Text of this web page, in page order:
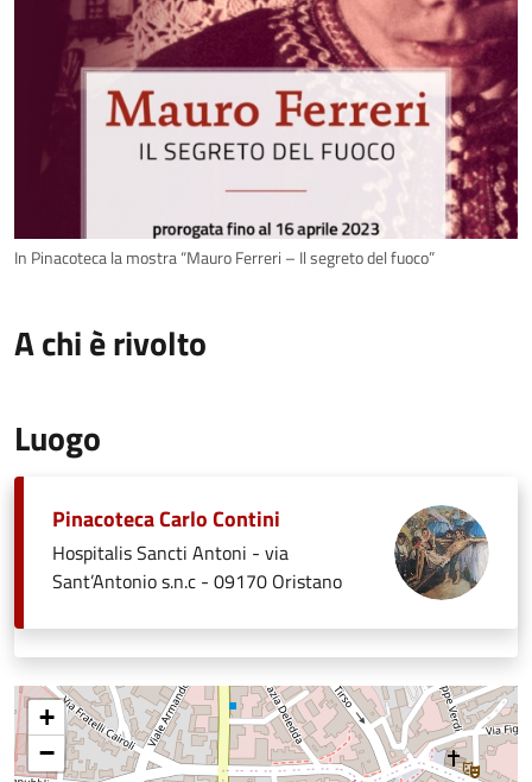
In Pinacoteca la mostra “Mauro Ferreri – Il segreto del fuoco”
A chi è rivolto
Luogo
Pinacoteca Carlo Contini
Hospitalis Sancti Antoni - via
Sant’Antonio s.n.c - 09170 Oristano
+
−